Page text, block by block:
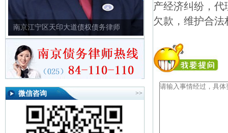
南京江宁区天印大道债权债务律师
微信咨询 >>
产经济纠纷，
欠款，维护合法